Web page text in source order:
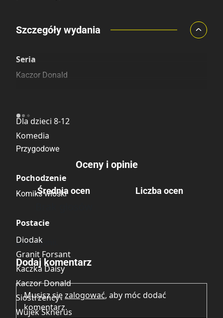
Porównaj ceny
Szczegóły wydania
Seria
Kaczor Donald
Dla dzieci 8-12
Komedia
Przygodowe
Pochodzenie
Komiks włoski
Postacie
Diodak
Granit Forsant
Kaczka Daisy
Kaczor Donald
Siostrzeńcy
Wujek Sknerus
Oceny i opinie
Średnia ocen Liczba ocen
Brak opinii.
Dodaj komentarz
Musisz sięzalogować, aby móc dodać
komentarz.